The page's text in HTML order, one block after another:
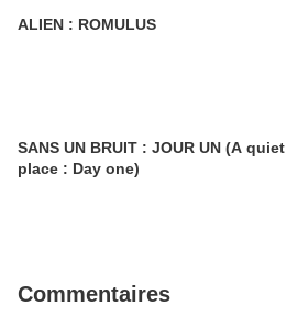
ALIEN : ROMULUS
SANS UN BRUIT : JOUR UN (A quiet
place : Day one)
Commentaires